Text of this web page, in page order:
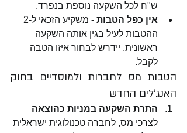
ש"ח לכל השקעה נוספת בנפרד.
אין כפל הטבות -
ההטבות לעיל בגין אותה השקעה
ראשונית, יידרש לבחור איזו הטבה
לקבל.
האנג'לים החדש
התרת השקעה במניות כהוצאה
לצרכי מס, לחברה טכנולוגית ישראלית